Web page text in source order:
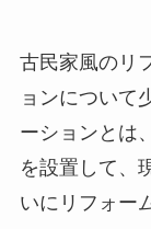
古民家風のリ
ョンについて
ーションとは
を設置して、
いにリフォー